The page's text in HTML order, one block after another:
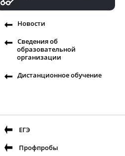
Новости
Сведения об
образовательной
организации
Дистанционное обучение
ЕГЭ
Профпробы